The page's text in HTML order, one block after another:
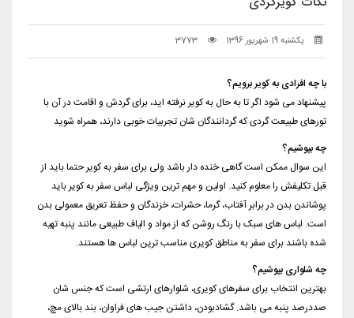
یکشنبه 19 شهریور 1396 3773
با چه افرادی به کویر برویم؟
پیشنهاد می شود اگر تا به حال به کویر نرفته اید، برای گردش و اقامت در آن با
تورهای طبیعت گردی که گردانندگان شان تجربیات خوبی دارند، همراه شوید
چه بپوشیم؟
این سوال ممکن است گاهی خنده دار باشد ولی برای سفر به کویر حتما باید از
قبل تکلیفش را معلوم کنید. اولین و مهم ترین ویژگی لباس سفر به کویر باید
پوشاندن بدن در برابر آفتاب، گرما، حشرات، خزندگان و حفظ تعریق معمولی بدن
است. لباس های سبک با رنگ روشن که از مواد و الیاف طبیعی مانند پنبه تهیه
شده باشند برای سفر به مناطق کویری مناسب ترین لباس ها هستند.
چه شلواری بپوشیم؟
بهترین انتخاب برای سفرهای کویری، شلوارهای ارتشی است که جنس شان
صددرصد پنبه می باشد. گشادبودن، داشتن جیب های فراوان، بند بالای مچ،